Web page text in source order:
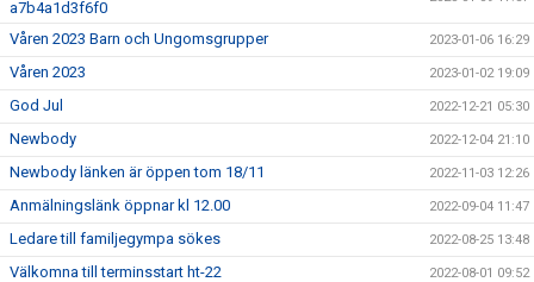
a7b4a1d3f6f0
Våren 2023 Barn och Ungomsgrupper 2023-01-06 16:29
Våren 2023 2023-01-02 19:09
God Jul 2022-12-21 05:30
Newbody 2022-12-04 21:10
Newbody länken är öppen tom 18/11 2022-11-03 12:26
Anmälningslänk öppnar kl 12.00 2022-09-04 11:47
Ledare till familjegympa sökes 2022-08-25 13:48
Välkomna till terminsstart ht-22 2022-08-01 09:52